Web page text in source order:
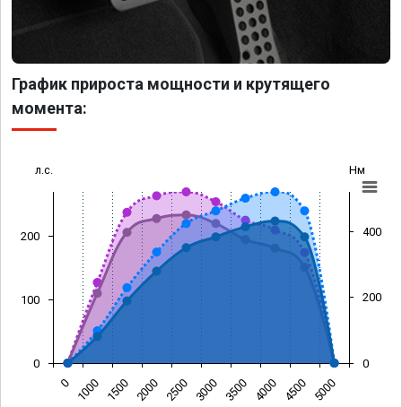
График прироста мощности и крутящего
момента:
л.с. Нм
0 1000 1500 2000 2500 3000 3500 4000 4500 5000
0
100
200
0
200
400